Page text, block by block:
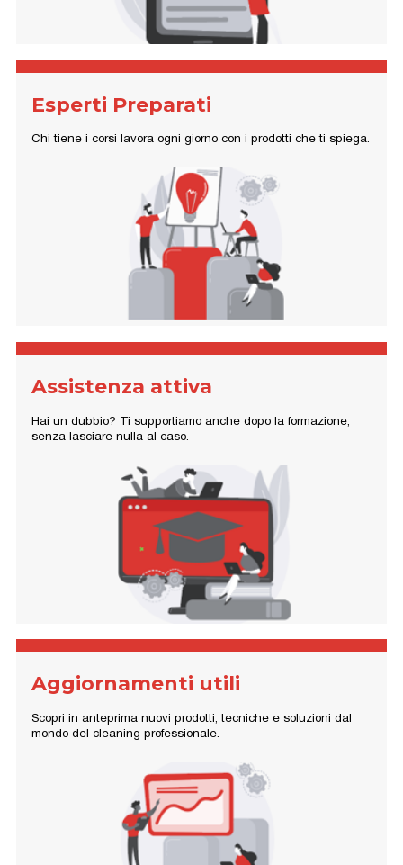
Esperti Preparati
Chi tiene i corsi lavora ogni giorno con i prodotti che ti spiega.
Assistenza attiva
Hai un dubbio? Ti supportiamo anche dopo la formazione,
senza lasciare nulla al caso.
Aggiornamenti utili
Scopri in anteprima nuovi prodotti, tecniche e soluzioni dal
mondo del cleaning professionale.